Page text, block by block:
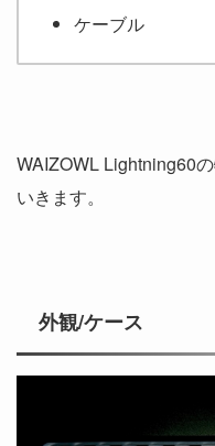
ケーブル
WAIZOWL Lightning60
いきます。
外観/ケース